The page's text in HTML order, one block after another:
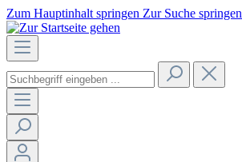
Zum Hauptinhalt springen Zur Suche springen